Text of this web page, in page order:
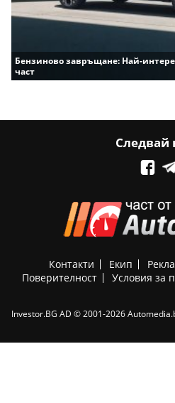
Бензиново завръщане: Най-
част
Следвай
Контакти Екип
Поверителност
Условия за
Investor.BG AD © 2001-2026